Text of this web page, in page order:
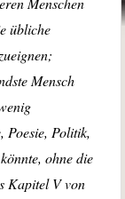
übliche
Mensch
Poesie, Politik,
ohne die
Kapitel V von